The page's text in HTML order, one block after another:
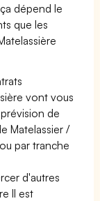
dépend le
que les
vont vous
de
Matelassier /
par tranche
d'autres
Il est